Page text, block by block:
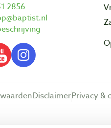
2856
DisclaimerPrivacy &